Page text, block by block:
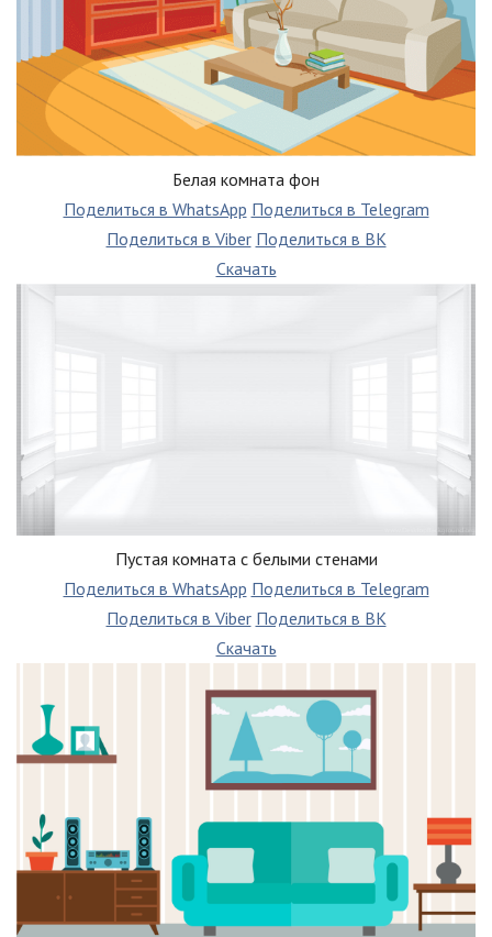
Белая комната фон
Поделиться в WhatsApp Поделиться в Telegram
Поделиться в Viber Поделиться в ВК
Скачать
Пустая комната с белыми стенами
Поделиться в WhatsApp Поделиться в Telegram
Поделиться в Viber Поделиться в ВК
Скачать